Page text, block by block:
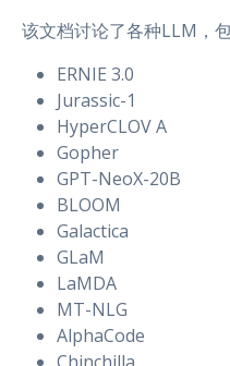
该文档讨论了各种LLM，
ERNIE 3.0
Jurassic-1
HyperCLOV A
Gopher
GPT-NeoX-20B
BLOOM
Galactica
GLaM
LaMDA
MT-NLG
AlphaCode